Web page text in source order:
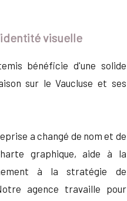
visuelle
bénéficie d'une solide
sur le Vaucluse et ses
a changé de nom et de
graphique, aide à la
à la stratégie de
agence travaille pour